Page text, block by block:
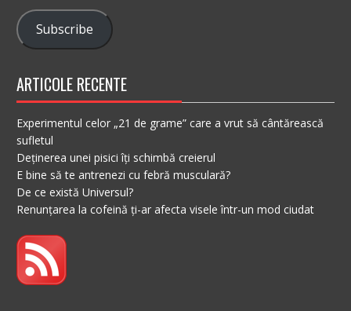
Subscribe
ARTICOLE RECENTE
Experimentul celor „21 de grame” care a vrut să cântărească
sufletul
Deținerea unei pisici îți schimbă creierul
E bine să te antrenezi cu febră musculară?
De ce există Universul?
Renunțarea la cofeină ți-ar afecta visele într-un mod ciudat